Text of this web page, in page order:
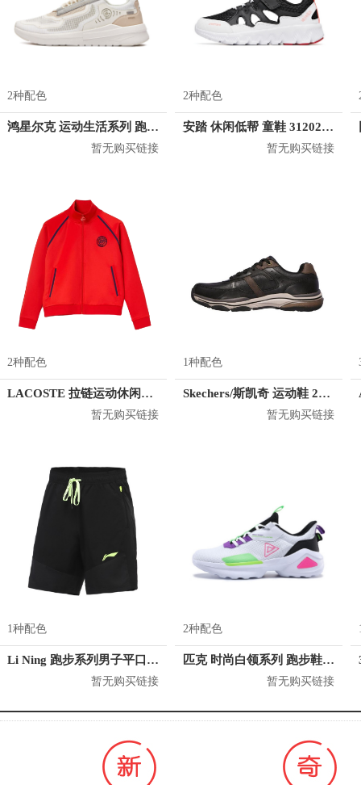
2种配色
鸿星尔克 运动生活系列 跑鞋 51121303155
暂无购买链接
2种配色
安踏 休闲低帮 童鞋 312025551
暂无购买链接
2种配色
LACOSTE 拉链运动休闲舒适透气卫衣 男女同款 SF0631
暂无购买链接
1种配色
Skechers/斯凯奇 运动鞋 204244
暂无购买链接
1种配色
Li Ning 跑步系列男子平口运动短裤 AKSR001
暂无购买链接
2种配色
匹克 时尚白领系列 跑步鞋 E12837E
暂无购买链接